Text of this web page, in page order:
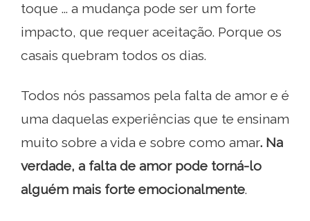
toque ... a mudança pode ser um forte
impacto, que requer aceitação. Porque os
casais quebram todos os dias.
Todos nós passamos pela falta de amor e é
uma daquelas experiências que te ensinam
muito sobre a vida e sobre como amar. Na
verdade, a falta de amor pode torná-lo
alguém mais forte emocionalmente.